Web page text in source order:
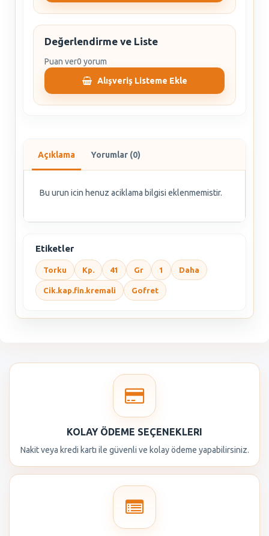
Değerlendirme ve Liste
Puan ver0 yorum
Alışveriş Listeme Ekle
Açıklama Yorumlar (0)
Bu urun icin henuz aciklama bilgisi eklenmemistir.
Etiketler
Torku Kp. 41 Gr 1 Daha
Cik.kap.fin.kremali Gofret
KOLAY ÖDEME SEÇENEKLERI
Nakit veya kredi kartı ile güvenli ve kolay ödeme yapabilirsiniz.